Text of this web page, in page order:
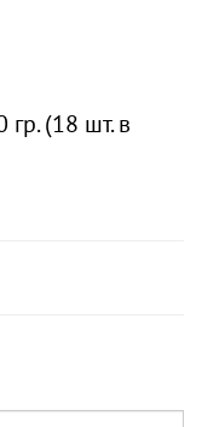
(18 шт. в